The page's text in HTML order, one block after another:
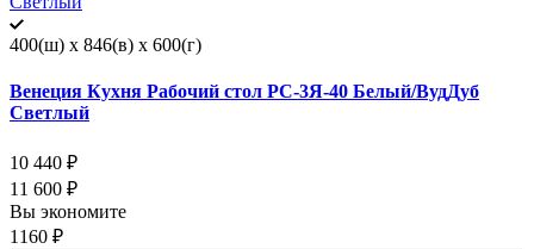
400(ш) x 846(в) x 600(г)
Венеция Кухня Рабочий стол РС-3Я-40 Белый/ВудДуб
Светлый
10 440 ₽
11 600 ₽
Вы экономите
1160 ₽